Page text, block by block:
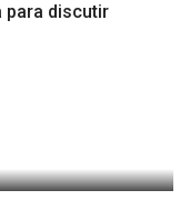
para discutir